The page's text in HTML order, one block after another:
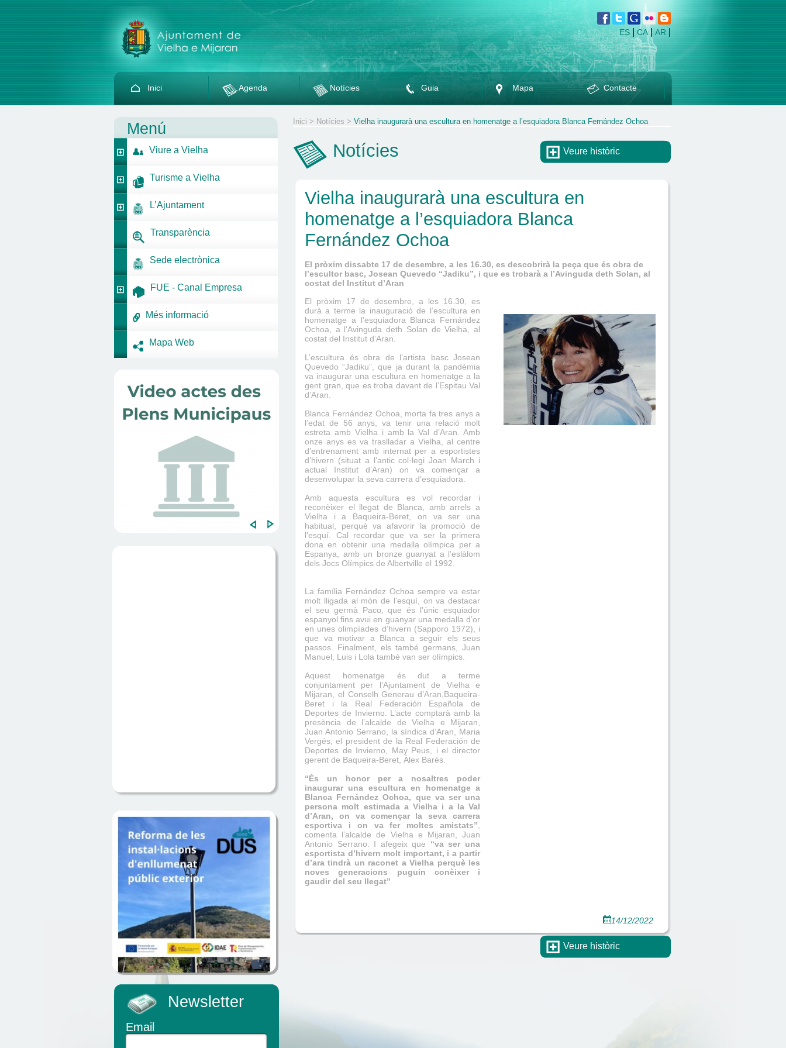
ES CA | AR
Inici Agenda Notícies Guia Mapa Contacte
Menú
Viure a Vielha
Turisme a Vielha
L’Ajuntament
Transparència
Sede electrònica
FUE - Canal Empresa
Més informació
Mapa Web
Newsletter
Email
Inici > Notícies > Vielha inaugurarà una escultura en homenatge a l’esquiadora Blanca Fernández Ochoa
Notícies Veure històric
Vielha inaugurarà una escultura en
homenatge a l’esquiadora Blanca
Fernández Ochoa
El pròxim dissabte 17 de desembre, a les 16.30, es descobrirà la peça que és obra de
l’escultor basc, Josean Quevedo “Jadiku”, i que es trobarà a l’Avinguda deth Solan, al
costat del Institut d’Aran
El pròxim 17 de desembre, a les 16.30, es
durà a terme la inauguració de l’escultura en
homenatge a l’esquiadora Blanca Fernández
Ochoa, a l’Avinguda deth Solan de Vielha, al
costat del Institut d’Aran.
L’escultura és obra de l’artista basc Josean
Quevedo “Jadiku”, que ja durant la pandèmia
va inaugurar una escultura en homenatge a la
gent gran, que es troba davant de l’Espitau Val
d’Aran.
Blanca Fernández Ochoa, morta fa tres anys a
l’edat de 56 anys, va tenir una relació molt
estreta amb Vielha i amb la Val d’Aran. Amb
onze anys es va traslladar a Vielha, al centre
d’entrenament amb internat per a esportistes
d’hivern (situat a l’antic col·legi Joan March i
actual Institut d’Aran) on va començar a
desenvolupar la seva carrera d’esquiadora.
Amb aquesta escultura es vol recordar i
reconèixer el llegat de Blanca, amb arrels a
Vielha i a Baqueira-Beret, on va ser una
habitual, perquè va afavorir la promoció de
l’esquí. Cal recordar que va ser la primera
dona en obtenir una medalla olímpica per a
Espanya, amb un bronze guanyat a l’eslàlom
dels Jocs Olímpics de Albertville el 1992.
La família Fernández Ochoa sempre va estar
molt lligada al món de l’esquí, on va destacar
el seu germà Paco, que és l’únic esquiador
espanyol fins avui en guanyar una medalla d’or
en unes olimpíades d’hivern (Sapporo 1972), i
que va motivar a Blanca a seguir els seus
passos. Finalment, els també germans, Juan
Manuel, Luis i Lola també van ser olímpics.
Aquest homenatge és dut a terme
conjuntament per l’Ajuntament de Vielha e
Mijaran, el Conselh Generau d’Aran,Baqueira-
Beret i la Real Federación Española de
Deportes de Invierno. L’acte comptarà amb la
presència de l’alcalde de Vielha e Mijaran,
Juan Antonio Serrano, la síndica d’Aran, Maria
Vergés, el president de la Real Federación de
Deportes de Invierno, May Peus, i el director
gerent de Baqueira-Beret, Àlex Barés.
“És un honor per a nosaltres poder
inaugurar una escultura en homenatge a
Blanca Fernández Ochoa, que va ser una
persona molt estimada a Vielha i a la Val
d’Aran, on va començar la seva carrera
esportiva i on va fer moltes amistats”
comenta l’alcalde de Vielha e Mijaran, Juan
Antonio Serrano. I afegeix que “va ser una
esportista d’hivern molt important, i a partir
d’ara tindrà un raconet a Vielha perquè les
noves generacions puguin conèixer i
gaudir del seu llegat”
14/12/2022
Veure històric